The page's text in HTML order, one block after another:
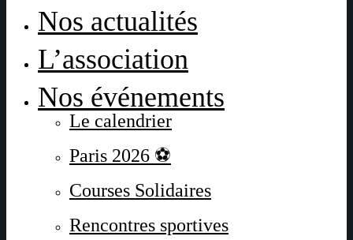
Nos actualités
L’association
Nos événements
Le calendrier
Paris 2026 ⚽
Courses Solidaires
Rencontres sportives